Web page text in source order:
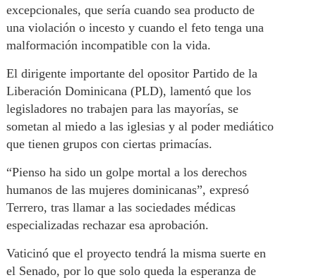
excepcionales, que sería cuando sea producto de
una violación o incesto y cuando el feto tenga una
malformación incompatible con la vida.
El dirigente importante del opositor Partido de la
Liberación Dominicana (PLD), lamentó que los
legisladores no trabajen para las mayorías, se
sometan al miedo a las iglesias y al poder mediático
que tienen grupos con ciertas primacías.
“Pienso ha sido un golpe mortal a los derechos
humanos de las mujeres dominicanas”, expresó
Terrero, tras llamar a las sociedades médicas
especializadas rechazar esa aprobación.
Vaticinó que el proyecto tendrá la misma suerte en
el Senado, por lo que solo queda la esperanza de